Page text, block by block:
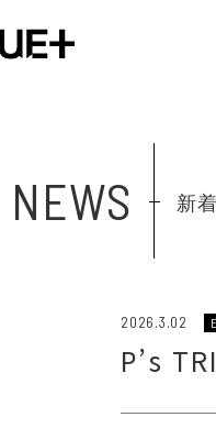
NEWS 新
2026.3.02
P’s